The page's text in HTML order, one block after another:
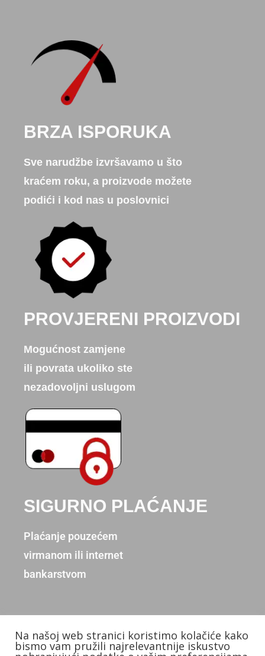
BRZA ISPORUKA
Sve narudžbe izvršavamo u što
kraćem roku, a proizvode možete
podići i kod nas u poslovnici
PROVJERENI PROIZVODI
Mogućnost zamjene
ili povrata ukoliko ste
nezadovoljni uslugom
SIGURNO PLAĆANJE
Plaćanje pouzećem
virmanom ili internet
bankarstvom
Copyright © 2026. Donum d.o.o.
Na našoj web stranici koristimo kolačiće kako
bismo vam pružili najrelevantnije iskustvo